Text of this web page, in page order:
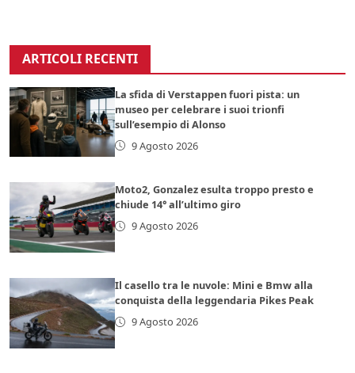
ARTICOLI RECENTI
La sfida di Verstappen fuori pista: un
museo per celebrare i suoi trionfi
sull’esempio di Alonso
9 Agosto 2026
Moto2, Gonzalez esulta troppo presto e
chiude 14° all’ultimo giro
9 Agosto 2026
Il casello tra le nuvole: Mini e Bmw alla
conquista della leggendaria Pikes Peak
9 Agosto 2026